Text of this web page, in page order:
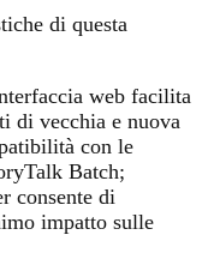
di questa
web facilita
di vecchia e nuova
con le
Batch;
consente di
impatto sulle